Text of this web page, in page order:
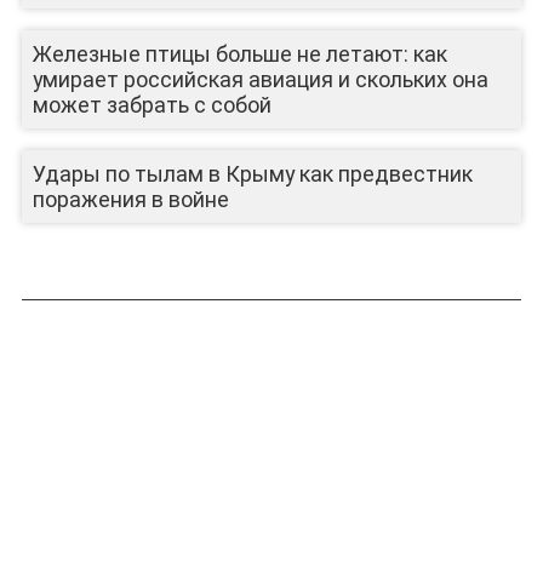
ЛИЦА КАНАЛА
Железные птицы больше не летают: как
умирает российская авиация и скольких она
может забрать с собой
Удары по тылам в Крыму как предвестник
поражения в войне